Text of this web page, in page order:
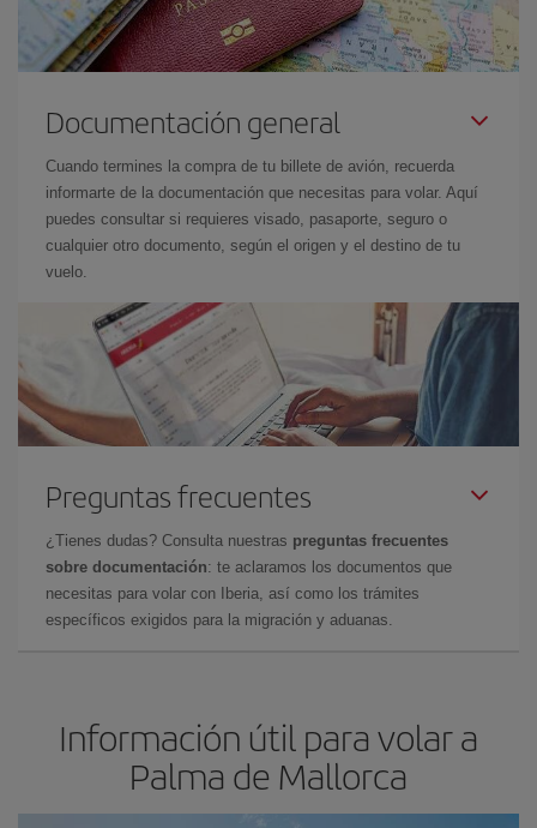
Documentación general
Cuando termines la compra de tu billete de avión, recuerda
informarte de la documentación que necesitas para volar. Aquí
puedes consultar si requieres visado, pasaporte, seguro o
cualquier otro documento, según el origen y el destino de tu
vuelo.
Preguntas frecuentes
¿Tienes dudas? Consulta nuestras preguntas frecuentes
sobre documentación: te aclaramos los documentos que
necesitas para volar con Iberia, así como los trámites
específicos exigidos para la migración y aduanas.
Información útil para volar a
Palma de Mallorca